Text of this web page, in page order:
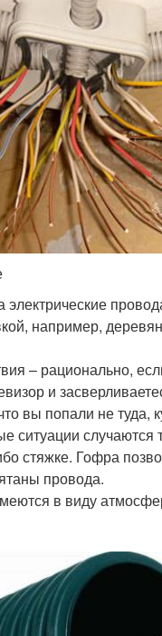
например,
– рационально,
и
вы попали не туда,
случаются
стяжке. Гофра
провода.
в виду